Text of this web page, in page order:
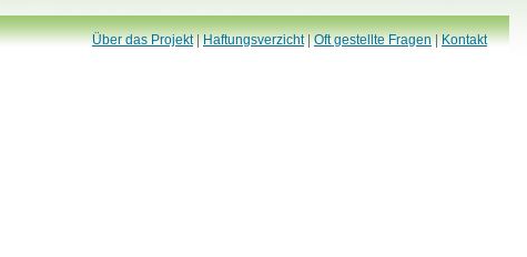
Über das Projekt|Haftungsverzicht|Oft gestellte Fragen|Kontakt